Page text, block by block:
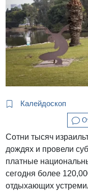
Калейдоскоп
Сотни тысяч
дождях и провели
платные
сегодня более
отдыхающих